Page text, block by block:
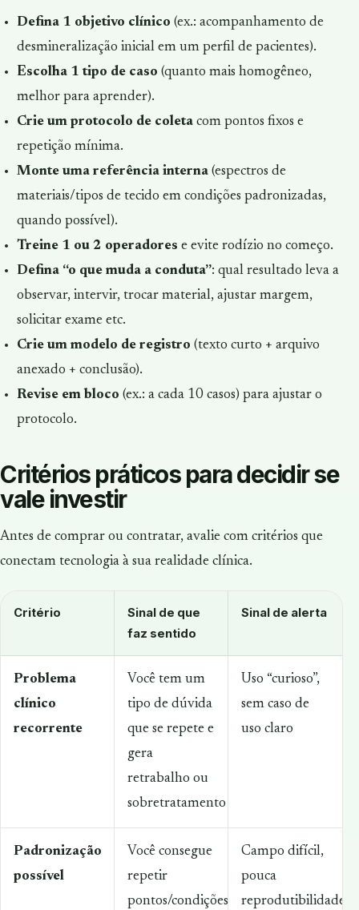
Defina 1 objetivo clínico (ex.: acompanhamento de
desmineralização inicial em um perfil de pacientes).
Escolha 1 tipo de caso (quanto mais homogêneo,
melhor para aprender).
Crie um protocolo de coletacom pontos fixos e
repetição mínima.
Monte uma referência interna(espectros de
materiais/tipos de tecido em condições padronizadas,
quando possível).
Treine 1 ou 2 operadores e evite rodízio no começo.
Defina “o que muda a conduta”: qual resultado leva a
observar, intervir, trocar material, ajustar margem,
solicitar exame etc.
Crie um modelo de registro (texto curto + arquivo
anexado + conclusão).
Revise em bloco (ex.: a cada 10 casos) para ajustar o
protocolo.
Critérios práticos para decidir se
vale investir
Antes de comprar ou contratar, avalie com critérios que
conectam tecnologia à sua realidade clínica.
Critério
Sinal de que
faz sentido
Sinal de alerta
Problema
clínico
recorrente
Você tem um
tipo de dúvida
que se repete e
gera
retrabalho ou
sobretratamento
Uso “curioso”,
sem caso de
uso claro
Padronização
possível
Você consegue
repetir
pontos/condições
Campo difícil,
pouca
reprodutibilidade,